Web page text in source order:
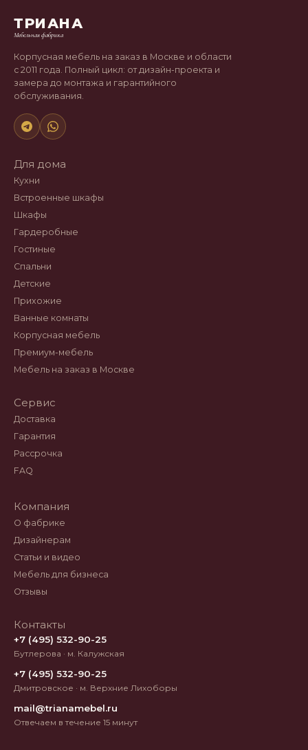
ТРИАНА
Мебельная фабрика
Корпусная мебель на заказ в Москве и области
с 2011 года. Полный цикл: от дизайн-проекта и
замера до монтажа и гарантийного
обслуживания.
Для дома
Кухни
Встроенные шкафы
Шкафы
Гардеробные
Гостиные
Спальни
Детские
Прихожие
Ванные комнаты
Корпусная мебель
Премиум-мебель
Мебель на заказ в Москве
Сервис
Доставка
Гарантия
Рассрочка
FAQ
Компания
О фабрике
Дизайнерам
Статьи и видео
Мебель для бизнеса
Отзывы
Контакты
+7 (495) 532-90-25
Бутлерова · м. Калужская
+7 (495) 532-90-25
Дмитровское · м. Верхние Лихоборы
mail@trianamebel.ru
Отвечаем в течение 15 минут